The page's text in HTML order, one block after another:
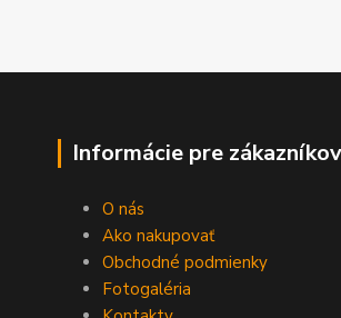
Informácie pre zákazníkov
O nás
Ako nakupovať
Obchodné podmienky
Fotogaléria